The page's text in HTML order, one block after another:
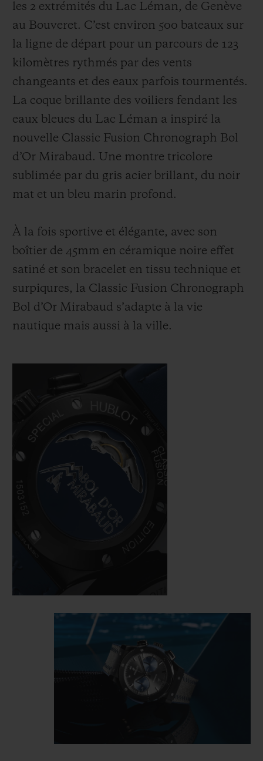
les 2 extrémités du Lac Léman, de Genève
au Bouveret. C’est environ 500 bateaux sur
la ligne de départ pour un parcours de 123
kilomètres rythmés par des vents
changeants et des eaux parfois tourmentés.
La coque brillante des voiliers fendant les
eaux bleues du Lac Léman a inspiré la
nouvelle Classic Fusion Chronograph Bol
d’Or Mirabaud. Une montre tricolore
sublimée par du gris acier brillant, du noir
mat et un bleu marin profond.
À la fois sportive et élégante, avec son
boîtier de 45mm en céramique noire effet
satiné et son bracelet en tissu technique et
surpiqures, la Classic Fusion Chronograph
Bol d’Or Mirabaud s’adapte à la vie
nautique mais aussi à la ville.